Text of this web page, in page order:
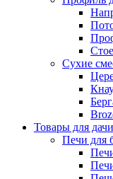
Сухие
Товары для
Печи для